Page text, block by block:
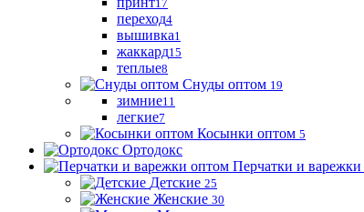
17
переход4
вышивка1
жаккард15
теплые8
Снуды оптом 19
зимние11
легкие7
Косынки оптом 5
Ортодокс
Перчатки и
Детские 25
Женские 30